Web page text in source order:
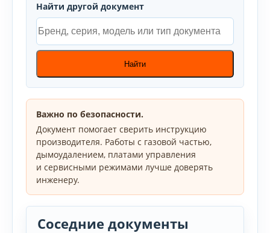
Найти другой документ
Найти
Важно по безопасности.
Документ помогает сверить инструкцию
производителя. Работы с газовой частью,
дымоудалением, платами управления
и сервисными режимами лучше доверять
инженеру.
Соседние документы